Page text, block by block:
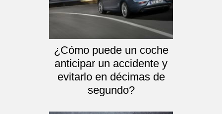
¿Cómo puede un coche
anticipar un accidente y
evitarlo en décimas de
segundo?